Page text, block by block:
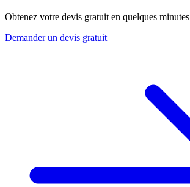
Obtenez votre devis gratuit en quelques minutes
Demander un devis gratuit